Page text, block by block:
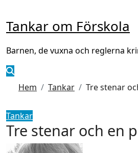
innehåll
Tankar om Förskola
Barnen, de vuxna och reglerna
Hem Tankar Tre stenar
Tankar
Tre stenar och en